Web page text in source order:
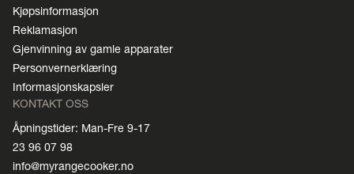
Kjøpsinformasjon
Reklamasjon
Gjenvinning av gamle apparater
Personvernerklæring
Informasjonskapsler
KONTAKT OSS
Åpningstider: Man-Fre 9-17
23 96 07 98
info@myrangecooker.no